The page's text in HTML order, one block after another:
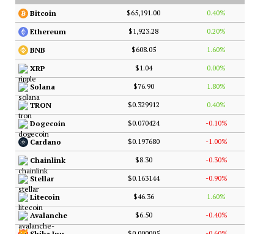
Bitcoin
$65,191.00 0.40%
Ethereum $1,923.28 0.20%
BNB $608.05 1.60%
XRP $1.04 0.00%
Solana $76.90 1.80%
TRON $0.329912 0.40%
Dogecoin $0.070424 -0.10%
Cardano $0.197680 -1.00%
Chainlink $8.30 -0.30%
Stellar $0.163144 -0.90%
Litecoin $46.36 1.60%
Avalanche $6.50 -0.40%